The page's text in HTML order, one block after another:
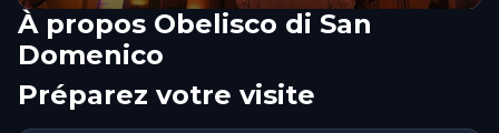
À propos Obelisco di San
Domenico
Préparez votre visite